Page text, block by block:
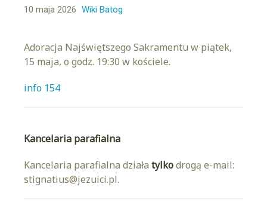
10 maja 2026 Wiki Batog
Adoracja Najświętszego Sakramentu w piątek,
15 maja, o godz. 19:30 w kościele.
info 154
Kancelaria parafialna
Kancelaria parafialna działa tylkodrogą e-mail:
stignatius@jezuici.pl.